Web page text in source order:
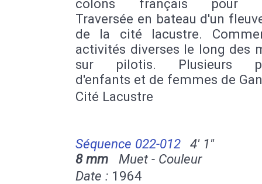
colons français pour
Traversée en bateau d'un
de la cité lacustre.
activités diverses le long des
sur pilotis. Plusieurs
d'enfants et de femmes de
Cité Lacustre
Séquence 022-012
4' 1''
8 mm Muet - Couleur
Date : 1964